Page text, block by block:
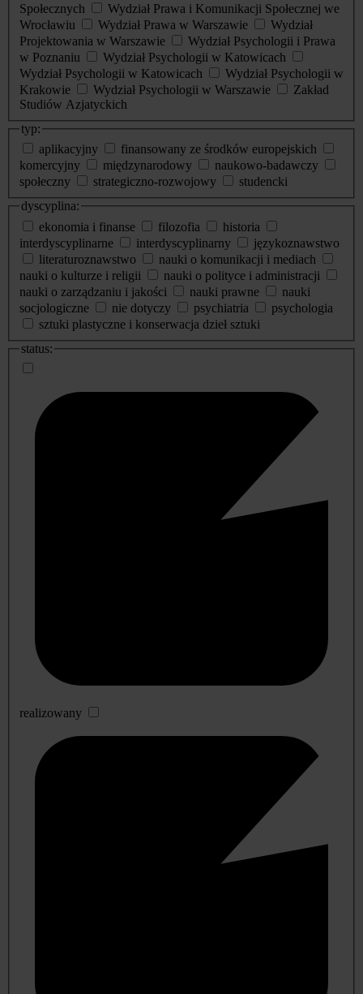
Społecznych
Wydział Prawa i Komunikacji Społecznej we
Wrocławiu
Wydział Prawa w Warszawie
Wydział
Projektowania w Warszawie
Wydział Psychologii i Prawa
w Poznaniu
Wydział Psychologii w Katowicach
Wydział Psychologii w Katowicach
Wydział Psychologii w
Krakowie
Wydział Psychologii w Warszawie
Zakład
Studiów Azjatyckich
typ:
aplikacyjny
finansowany ze środków europejskich
komercyjny
międzynarodowy
naukowo-badawczy
społeczny
strategiczno-rozwojowy
studencki
dyscyplina:
ekonomia i finanse
filozofia
historia
interdyscyplinarne
interdyscyplinarny
językoznawstwo
literaturoznawstwo
nauki o komunikacji i mediach
nauki o kulturze i religii
nauki o polityce i administracji
nauki o zarządzaniu i jakości
nauki prawne
nauki
socjologiczne
nie dotyczy psychiatria
psychologia
sztuki plastyczne i konserwacja dzieł sztuki
status:
realizowany